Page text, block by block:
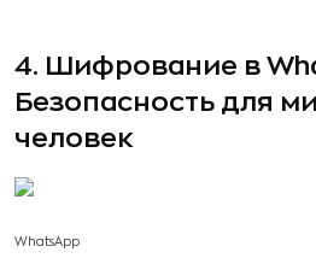
4. Шифрование в
Безопасность для
человек
WhatsApp